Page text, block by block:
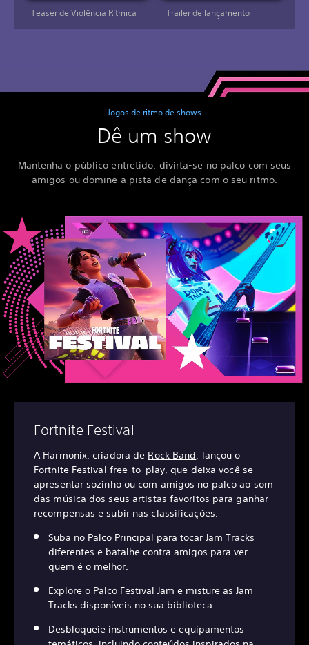
Teaser de Violência Rítmica Trailer de lançamento
Jogos de ritmo de shows
Dê um show
Mantenha o público entretido, divirta-se no palco com seus
amigos ou domine a pista de dança com o seu ritmo.
Fortnite Festival
A Harmonix, criadora de Rock Band, lançou o
Fortnite Festival free-to-play, que deixa você se
apresentar sozinho ou com amigos no palco ao som
das música dos seus artistas favoritos para ganhar
recompensas e subir nas classificações.
Suba no Palco Principal para tocar Jam Tracks
diferentes e batalhe contra amigos para ver
quem é o melhor.
Explore o Palco Festival Jam e misture as Jam
Tracks disponíveis no sua biblioteca.
Desbloqueie instrumentos e equipamentos